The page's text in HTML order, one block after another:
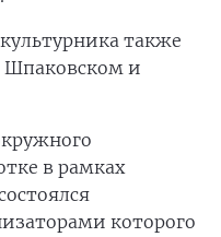
также
Шпаковском и
в рамках
которого